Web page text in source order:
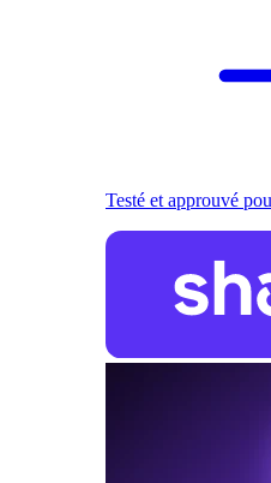
Testé et approuvé